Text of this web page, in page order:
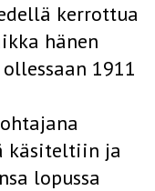
kerrottua
hänen
1911
käsiteltiin ja
lopussa